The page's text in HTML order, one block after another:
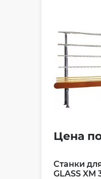
Цена
Станки
GLASS XM